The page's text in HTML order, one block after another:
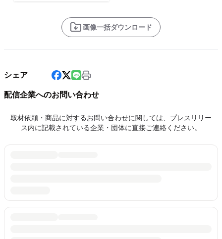
画像一括ダウンロード
シェア
配信企業へのお問い合わせ
取材依頼・商品に対するお問い合わせに関しては、プレスリリー
ス内に記載されている企業・団体に直接ご連絡ください。